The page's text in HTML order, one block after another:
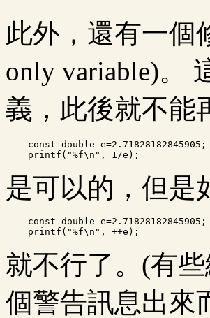
此外，還有一個
only variable)。
義，此後就不能
    const double e=2.71828182845905;
是可以的，但是
    const double e=2.71828182845905;
就不行了。(有
個警告訊息出來